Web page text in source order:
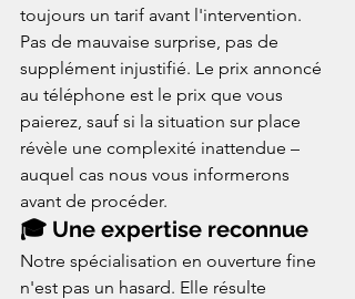
toujours un tarif avant l'intervention.
Pas de mauvaise surprise, pas de
supplément injustifié. Le prix annoncé
au téléphone est le prix que vous
paierez, sauf si la situation sur place
révèle une complexité inattendue –
auquel cas nous vous informerons
avant de procéder.
🎓 Une expertise reconnue
Notre spécialisation en ouverture fine
n'est pas un hasard. Elle résulte